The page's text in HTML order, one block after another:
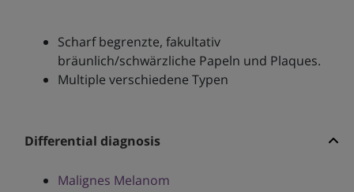
Scharf begrenzte, fakultativ
bräunlich/schwärzliche Papeln und Plaques.
Multiple verschiedene Typen
Differential diagnosis
Malignes Melanom